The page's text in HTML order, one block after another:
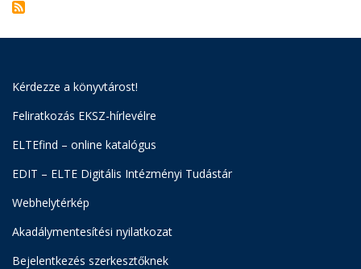
Kérdezze a könyvtárost!
Feliratkozás EKSZ-hírlevélre
ELTEfind – online katalógus
EDIT – ELTE Digitális Intézményi Tudástár
Webhelytérkép
Akadálymentesítési nyilatkozat
Bejelentkezés szerkesztőknek